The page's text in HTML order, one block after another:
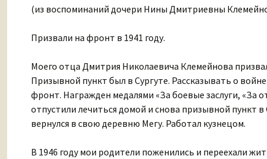
(из воспоминаний дочери Нины Дмитриевны
Призвали на фронт в 1941 году.
Моего отца Дмитрия Николаевича Клемейнова
Призывной пункт был в Сургуте. Рассказывать о
фронт. Награжден медалями «За боевые заслуги, «За
отпустили лечиться домой и снова призывной пункт
вернулся в свою деревню Мегу. Работал кузнецом.
В 1946 году мои родители поженились и переехали